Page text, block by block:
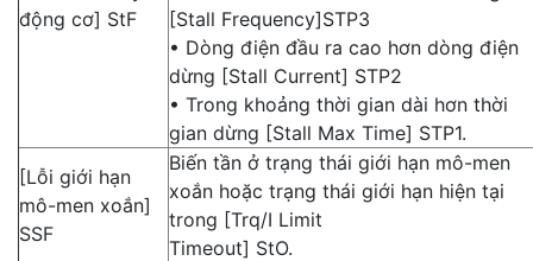
động cơ] StF
[Stall Frequency]STP3
• Dòng điện đầu ra cao hơn dòng điện
dừng [Stall Current] STP2
• Trong khoảng thời gian dài hơn thời
gian dừng [Stall Max Time] STP1.
[Lỗi giới hạn
mô-men xoắn]
SSF
Biến tần ở trạng thái giới hạn mô-men
xoắn hoặc trạng thái giới hạn hiện tại
trong [Trq/I Limit
Timeout] StO.